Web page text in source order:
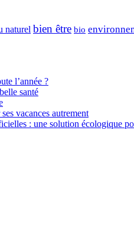
naturel bien être bio
l’année ?
santé
vacances autrement
: une solution écologique